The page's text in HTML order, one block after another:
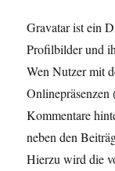
Gravatar ist ein
Profilbilder und
Wen Nutzer mit
Kommentare
neben den
Hierzu wird die